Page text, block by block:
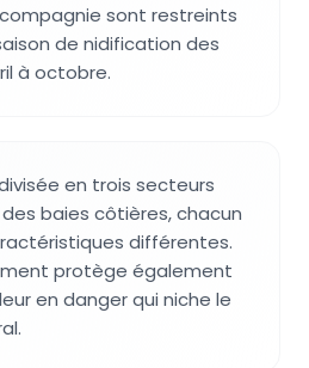
sont restreints
de nidification des
à octobre.
en trois secteurs
baies côtières, chacun
différentes.
protège également
en danger qui niche le